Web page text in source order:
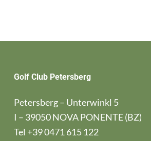
Golf Club Petersberg
Petersberg – Unterwinkl 5
I – 39050 NOVA PONENTE (BZ)
Tel +39 0471 615 122